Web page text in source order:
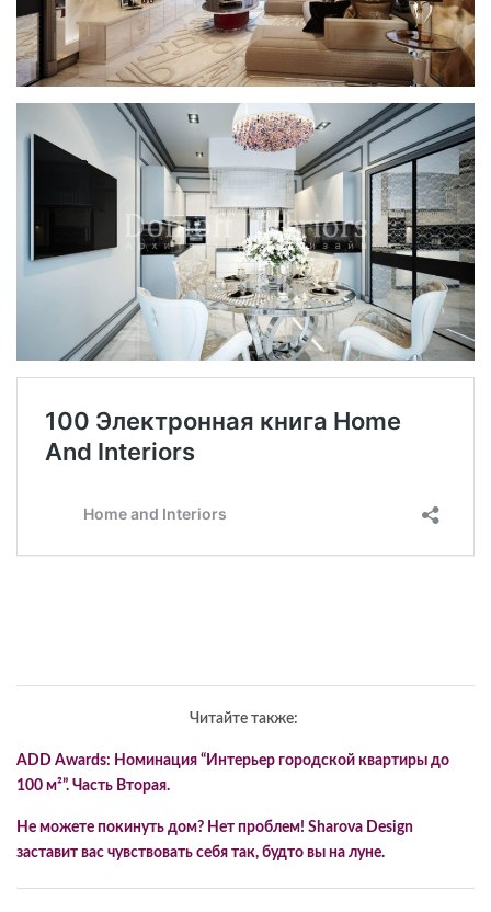
Читайте также:
ADD Awards: Номинация “Интерьер городской квартиры до
100 м²”. Часть Вторая.
Не можете покинуть дом? Нет проблем! Sharova Design
заставит вас чувствовать себя так, будто вы на луне.